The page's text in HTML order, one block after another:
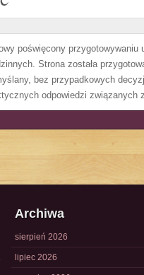
poświęcony
Strona została
bez przypadkowych
odpowiedzi związanych
Archiwa
sierpień 2026
lipiec 2026